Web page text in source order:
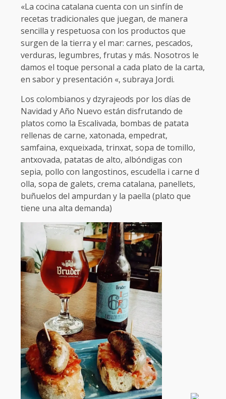
«La cocina catalana cuenta con un sinfín de
recetas tradicionales que juegan, de manera
sencilla y respetuosa con los productos que
surgen de la tierra y el mar: carnes, pescados,
verduras, legumbres, frutas y más. Nosotros le
damos el toque personal a cada plato de la carta,
en sabor y presentación «, subraya Jordi.
Los colombianos y dzyrajeods por los días de
Navidad y Año Nuevo están disfrutando de
platos como la Escalivada, bombas de patata
rellenas de carne, xatonada, empedrat,
samfaina, exqueixada, trinxat, sopa de tomillo,
antxovada, patatas de alto, albóndigas con
sepia, pollo con langostinos, escudella i carne d
olla, sopa de galets, crema catalana, panellets,
buñuelos del ampurdan y la paella (plato que
tiene una alta demanda)